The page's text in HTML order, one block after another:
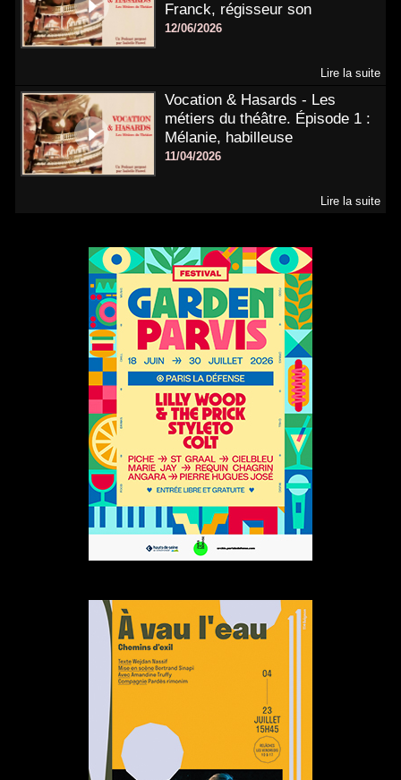
Franck, régisseur son
12/06/2026
Lire la suite
Vocation & Hasards - Les
métiers du théâtre. Épisode 1 :
Mélanie, habilleuse
11/04/2026
Lire la suite